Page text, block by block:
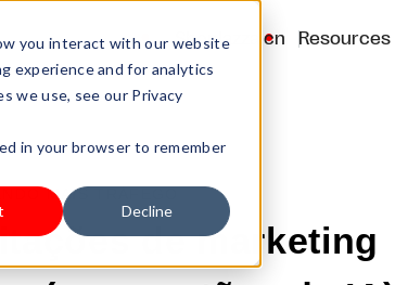
you interact with our website
experience and for analytics
we use, see our Privacy
in your browser to remember
Decline
Shoplazza.cn Resources
MAIS TRÁFEGO
de marketing